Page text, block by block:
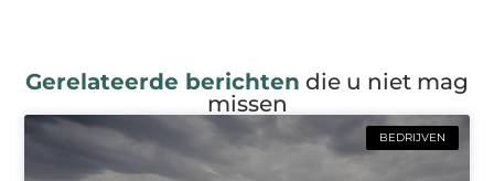
Gerelateerde berichten die u niet mag
missen
BEDRIJVEN